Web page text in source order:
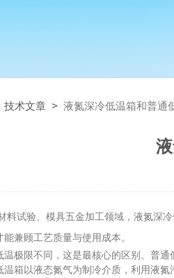
技术文章 > 液氮深冷低温箱和普通
验、模具五金加工领域，液氮深冷
能兼顾工艺质量与使用成本。
限不同，这是最核心的区别。普通
温箱以液态氮气为制冷介质，利用液